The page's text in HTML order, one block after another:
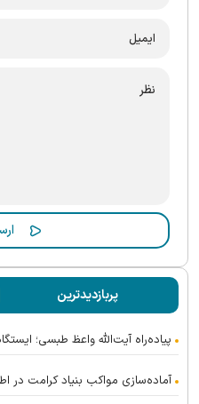
پربازدیدترین
پیاده‌راه آیت‌الله واعظ طبسی؛
آماده‌سازی مواکب بنیاد کرامت در